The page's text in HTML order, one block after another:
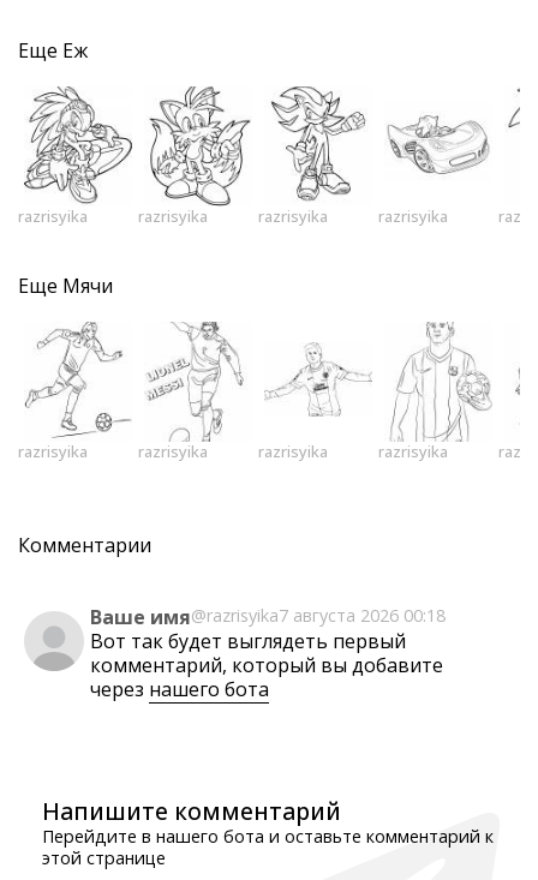
Еще Еж
razrisyika razrisyika razrisyika razrisyika
Еще Мячи
razrisyika razrisyika razrisyika razrisyika
Комментарии
Ваше имя@razrisyika7 августа 2026 00:18
Вот так будет выглядеть первый
комментарий, который вы добавите
через нашего бота
Напишите комментарий
Перейдите в нашего бота и оставьте комментарий к
этой странице